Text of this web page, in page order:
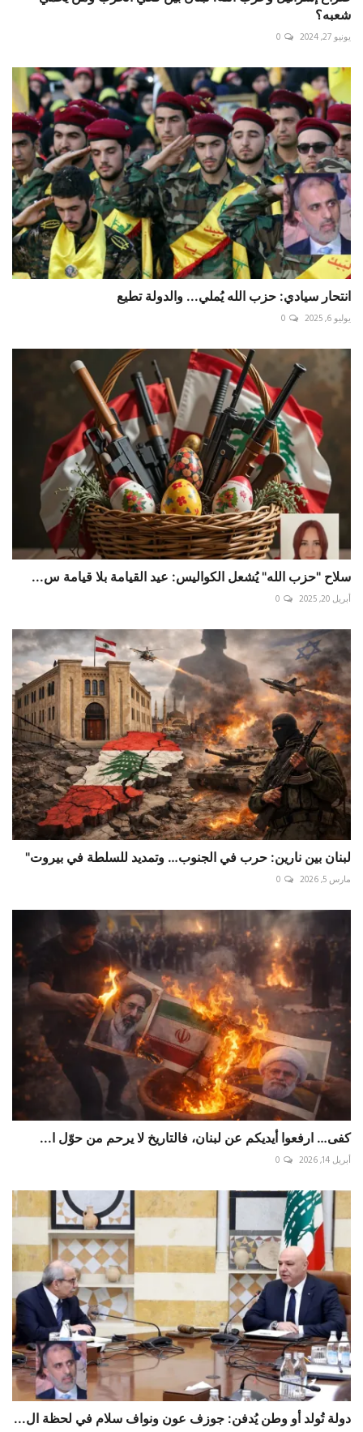
شعبه؟
يونيو 27, 2024 0
انتحار سيادي: حزب الله يُملي... والدولة تطيع
يوليو 6, 2025 0
سلاح "حزب الله" يُشعل الكواليس: عيد القيامة بلا قيامة س...
أبريل 20, 2025 0
لبنان بين نارين: حرب في الجنوب… وتمديد للسلطة في بيروت"
مارس 5, 2026 0
كفى… ارفعوا أيديكم عن لبنان، فالتاريخ لا يرحم من حوّل ا...
أبريل 14, 2026 0
دولة تُولد أو وطن يُدفن: جوزف عون ونواف سلام في لحظة ال...